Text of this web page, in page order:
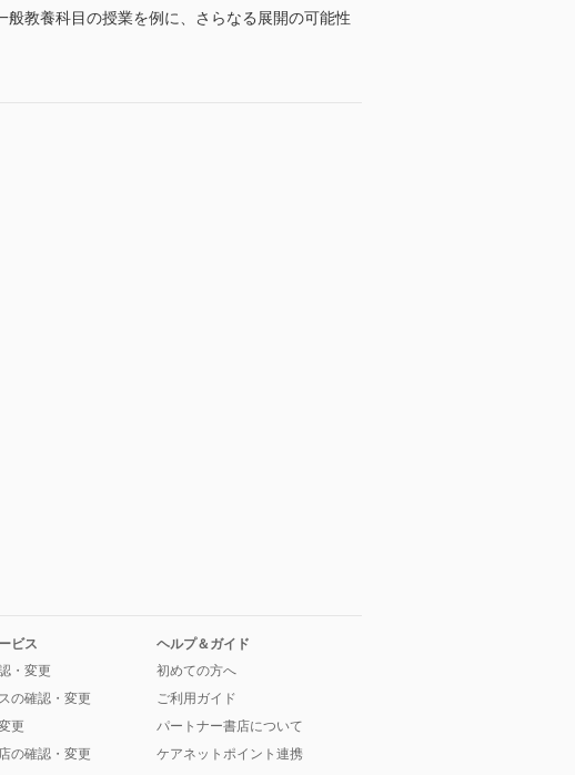
教養科目の授業を例に、さらなる展開の可能性
ビス
・変更
の確認・変更
更
の確認・変更
ヘルプ＆ガイド
初めての方へ
ご利用ガイド
パートナー書店について
ケアネットポイント連携